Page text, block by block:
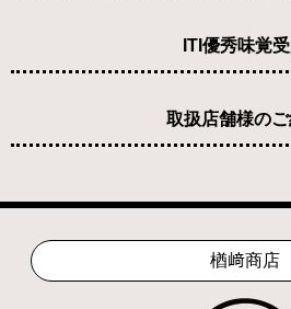
ITI優秀味覚
取扱店舗様の
楢﨑商店